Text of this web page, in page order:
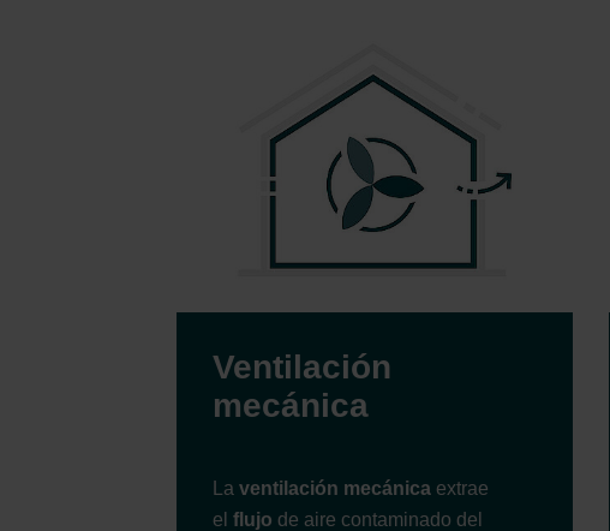
Ventilación
mecánica
La ventilación mecánica extrae
el flujo de aire contaminado del